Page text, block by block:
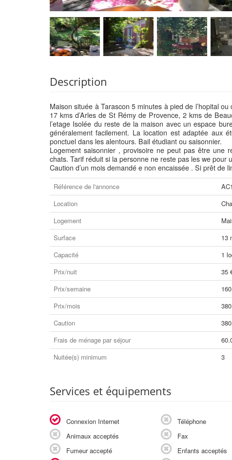
Description
Maison située à Tarascon 5 minutes à pied de l’hopital
17 kms d’Arles de St Rémy de Provence, 2 kms de
l’etage Isolée du reste de la maison avec un espace
généralement facilement. La location est adaptée aux
ponctuel dans les alentours. Bail étudiant ou saisonnier.
Logement saisonnier , provisoire ne peut pas être une
chats. Tarif réduit si la personne ne reste pas les we pour
Caution d’un mois demandé e non encaissée . Si prêt de
Référence de l'annonce
Location
Logement
Surface
13
Capacité
1
Prix/nuit
35
Prix/semaine
Prix/mois
Caution
Frais de ménage par séjour
Nuitée(s) minimum
3
Services et équipements
Connexion Internet
Animaux acceptés
Fumeur accepté
Téléphone
Fax
Enfants acceptés